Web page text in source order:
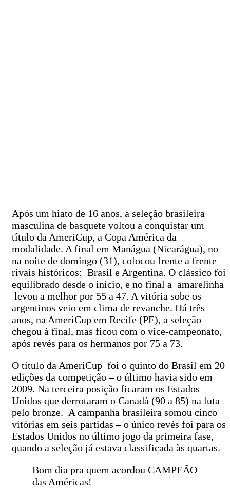
Após um hiato de 16 anos, a seleção brasileira
masculina de basquete voltou a conquistar um
título da AmeriCup, a Copa América da
modalidade. A final em Manágua (Nicarágua), no
na noite de domingo (31), colocou frente a frente
rivais históricos: Brasil e Argentina. O clássico foi
equilibrado desde o início, e no final a amarelinha
levou a melhor por 55 a 47. A vitória sobe os
argentinos veio em clima de revanche. Há três
anos, na AmeriCup em Recife (PE), a seleção
chegou à final, mas ficou com o vice-campeonato,
após revés para os hermanos por 75 a 73.
O título da AmeriCup foi o quinto do Brasil em 20
edições da competição – o último havia sido em
2009. Na terceira posição ficaram os Estados
Unidos que derrotaram o Canadá (90 a 85) na luta
pelo bronze. A campanha brasileira somou cinco
vitórias em seis partidas – o único revés foi para os
Estados Unidos no último jogo da primeira fase,
quando a seleção já estava classificada às quartas.
Bom dia pra quem acordou CAMPEÃO
das Américas!